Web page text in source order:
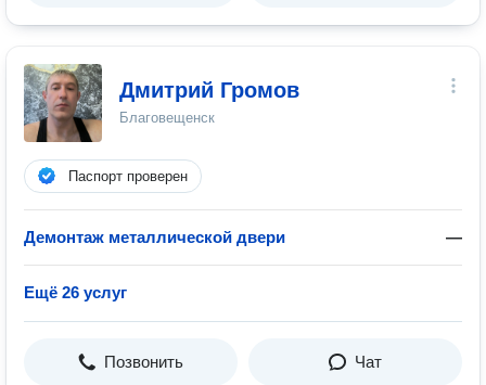
Дмитрий Громов
Благовещенск
Паспорт проверен
Демонтаж металлической двери —
Ещё 26 услуг
Позвонить Чат